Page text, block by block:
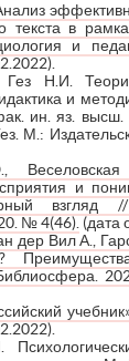
текста в
и
Гез Н.И.
и
ин. яз.
М.:
и
№ 4(46). (дата
дер Вил А.,